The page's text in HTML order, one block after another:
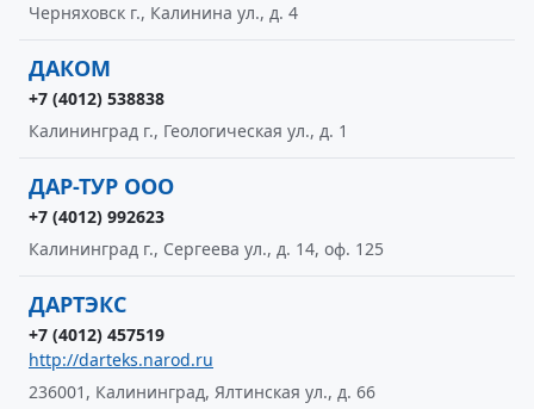
Черняховск г., Калинина ул., д. 4
ДАКОМ
+7 (4012) 538838
Калининград г., Геологическая ул., д. 1
ДАР-ТУР ООО
+7 (4012) 992623
Калининград г., Сергеева ул., д. 14, оф. 125
ДАРТЭКС
+7 (4012) 457519
http://darteks.narod.ru
236001, Калининград, Ялтинская ул., д. 66